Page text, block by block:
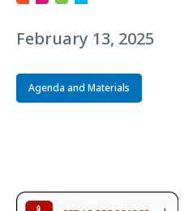
February 13, 2025
Agenda and Materials